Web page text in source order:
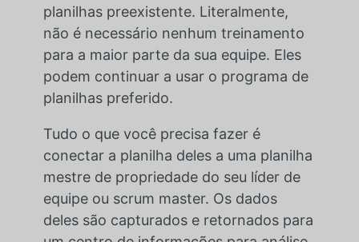
planilhas preexistente. Literalmente,
não é necessário nenhum treinamento
para a maior parte da sua equipe. Eles
podem continuar a usar o programa de
planilhas preferido.
Tudo o que você precisa fazer é
conectar a planilha deles a uma planilha
mestre de propriedade do seu líder de
equipe ou scrum master. Os dados
deles são capturados e retornados para